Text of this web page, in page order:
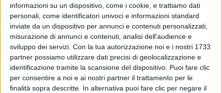
informazioni su un dispositivo, come i cookie, e trattiamo dati
personali, come identificatori univoci e informazioni standard
inviate da un dispositivo per annunci e contenuti personalizzati,
misurazione di annunci e contenuti, analisi dell'audience e
sviluppo dei servizi. Con la tua autorizzazione noi e i nostri 1733
partner possiamo utilizzare dati precisi di geolocalizzazione e
identificazione tramite la scansione del dispositivo. Puoi fare clic
per consentire a noi e ai nostri partner il trattamento per le
finalità sopra descritte. In alternativa puoi fare clic per negare il